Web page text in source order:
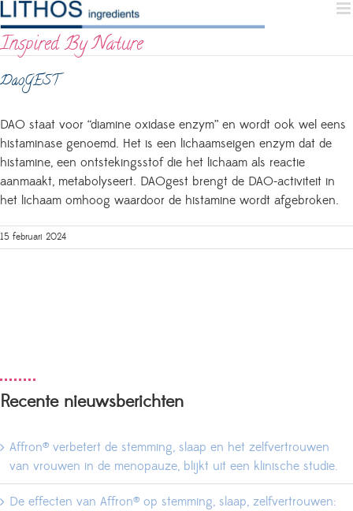
to
content
Inspired By Nature
DaoGEST
DAO staat voor “diamine oxidase enzym” en wordt ook wel eens
histaminase genoemd. Het is een lichaamseigen enzym dat de
histamine, een ontstekingsstof die het lichaam als reactie
aanmaakt, metabolyseert. DAOgest brengt de DAO-activiteit in
het lichaam omhoog waardoor de histamine wordt afgebroken.
15 februari 2024
Recente nieuwsberichten
Affron® verbetert de stemming, slaap en het zelfvertrouwen
van vrouwen in de menopauze, blijkt uit een klinische studie.
De effecten van Affron® op stemming, slaap, zelfvertrouwen: